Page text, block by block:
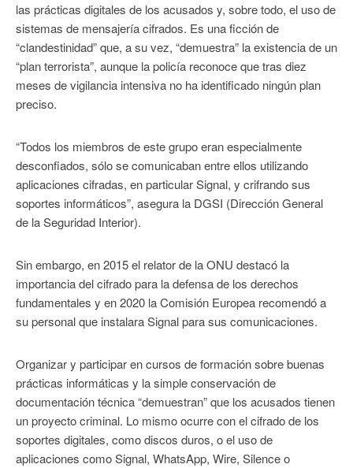
las prácticas digitales de los acusados y, sobre todo, el uso de
sistemas de mensajería cifrados. Es una ficción de
“clandestinidad” que, a su vez, “demuestra” la existencia de un
“plan terrorista”, aunque la policía reconoce que tras diez
meses de vigilancia intensiva no ha identificado ningún plan
preciso.
“Todos los miembros de este grupo eran especialmente
desconfiados, sólo se comunicaban entre ellos utilizando
aplicaciones cifradas, en particular Signal, y crifrando sus
soportes informáticos”, asegura la DGSI (Dirección General
de la Seguridad Interior).
Sin embargo, en 2015 el relator de la ONU destacó la
importancia del cifrado para la defensa de los derechos
fundamentales y en 2020 la Comisión Europea recomendó a
su personal que instalara Signal para sus comunicaciones.
Organizar y participar en cursos de formación sobre buenas
prácticas informáticas y la simple conservación de
documentación técnica “demuestran” que los acusados tienen
un proyecto criminal. Lo mismo ocurre con el cifrado de los
soportes digitales, como discos duros, o el uso de
aplicaciones como Signal, WhatsApp, Wire, Silence o